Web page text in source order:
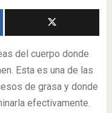
del cuerpo donde
Esta es una de las
de grasa y donde
efectivamente.